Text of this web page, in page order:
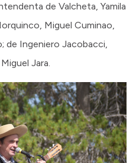
de Valcheta, Yamila
Miguel Cuminao,
de Ingeniero Jacobacci,
Jara.